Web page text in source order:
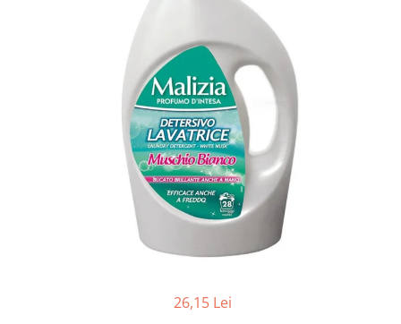
Detergent pardoseala
Echipamente de curăţenie
Folie aluminiu,folie alimentara
Indepartarea parului
Produse pentru coafat
26,15 Lei